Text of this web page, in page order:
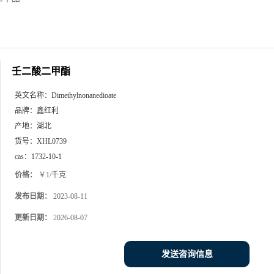
壬二酸二甲酯
英文名称： Dimethylnonanedioate
品牌： 鑫红利
产地： 湖北
货号： XHL0739
cas： 1732-10-1
价格： ￥1/千克
发布日期： 2023-08-11
更新日期： 2026-08-07
发送咨询信息